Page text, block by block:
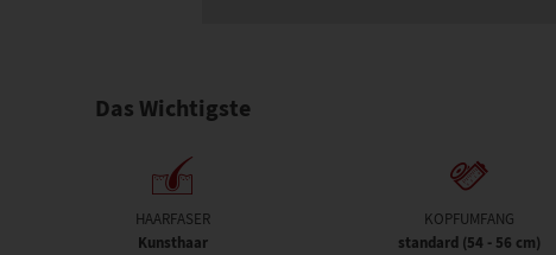
Das Wichtigste
HAARFASER
Kunsthaar
KOPFUMFANG
standard (54 - 56 cm)